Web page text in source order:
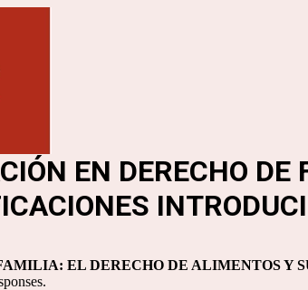
EN DERECHO DE
EL DERECHO DE ALIMENTOS Y